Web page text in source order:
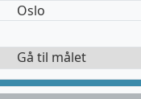
Oslo
Gå til målet